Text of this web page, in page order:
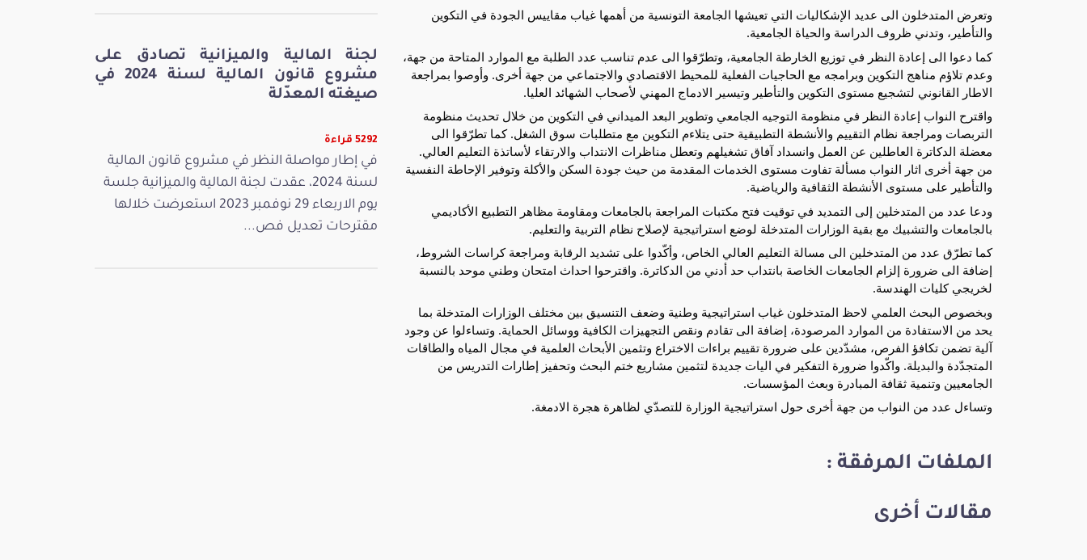
وتعرض المتدخلون الى عديد الإشكاليات التي تعيشها الجامعة التونسية من أهمها غياب مقاييس الجودة في التكوين
والتأطير، وتدني ظروف الدراسة والحياة الجامعية.
كما دعوا الى إعادة النظر في توزيع الخارطة الجامعية، وتطرّقوا الى عدم تناسب عدد الطلبة مع الموارد المتاحة من جهة،
وعدم تلاؤم مناهج التكوين وبرامجه مع الحاجيات الفعلية للمحيط الاقتصادي والاجتماعي من جهة أخرى. وأوصوا بمراجعة
الاطار القانوني لتشجيع مستوى التكوين والتأطير وتيسير الادماج المهني لأصحاب الشهائد العليا.
واقترح النواب إعادة النظر في منظومة التوجيه الجامعي وتطوير البعد الميداني في التكوين من خلال تحديث منظومة
التربصات ومراجعة نظام التقييم والأنشطة التطبيقية حتى يتلاءم التكوين مع متطلبات سوق الشغل. كما تطرّقوا الى
معضلة الدكاترة العاطلين عن العمل وانسداد آفاق تشغيلهم وتعطل مناظرات الانتداب والارتقاء لأساتذة التعليم العالي.
من جهة أخرى اثار النواب مسألة تفاوت مستوى الخدمات المقدمة من حيث جودة السكن والأكلة وتوفير الإحاطة النفسية
والتأطير على مستوى الأنشطة الثقافية والرياضية.
ودعا عدد من المتدخلين إلى التمديد في توقيت فتح مكتبات المراجعة بالجامعات ومقاومة مظاهر التطبيع الأكاديمي
بالجامعات والتشبيك مع بقية الوزارات المتدخلة لوضع استراتيجية لإصلاح نظام التربية والتعليم.
كما تطرّق عدد من المتدخلين الى مسالة التعليم العالي الخاص، وأكّدوا على تشديد الرقابة ومراجعة كراسات الشروط،
إضافة الى ضرورة إلزام الجامعات الخاصة بانتداب حد أدني من الدكاترة. واقترحوا احداث امتحان وطني موحد بالنسبة
لخريجي كليات الهندسة.
وبخصوص البحث العلمي لاحظ المتدخلون غياب استراتيجية وطنية وضعف التنسيق بين مختلف الوزارات المتدخلة بما
يحد من الاستفادة من الموارد المرصودة، إضافة الى تقادم ونقص التجهيزات الكافية ووسائل الحماية. وتساءلوا عن وجود
آلية تضمن تكافؤ الفرص، مشدّدين على ضرورة تقييم براءات الاختراع وتثمين الأبحاث العلمية في مجال المياه والطاقات
المتجدّدة والبديلة. واكّدوا ضرورة التفكير في اليات جديدة لتثمين مشاريع ختم البحث وتحفيز إطارات التدريس من
الجامعيين وتنمية ثقافة المبادرة وبعث المؤسسات.
وتساءل عدد من النواب من جهة أخرى حول استراتيجية الوزارة للتصدّي لظاهرة هجرة الادمغة.
الملفات المرفقة :
مقالات أخرى
لجنة المالية والميزانية تصادق على
مشروع قانون المالية لسنة 2024 في
صيغته المعدّلة
5292 قراءة
في إطار مواصلة النظر في مشروع قانون المالية
لسنة 2024، عقدت لجنة المالية والميزانية جلسة
يوم الاربعاء 29 نوفمبر 2023 استعرضت خلالها
مقترحات تعديل فص...